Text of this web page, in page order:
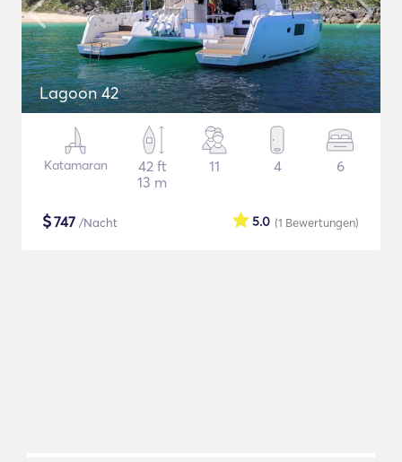
Lagoon 42
Katamaran
42 ft
13 m
11 4 6
$747 /Nacht (1 Bewertungen)
5.0